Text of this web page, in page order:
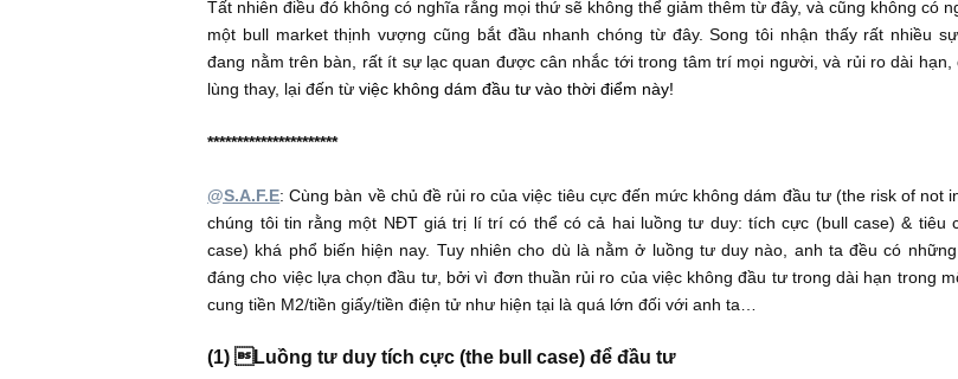
Tất nhiên điều đó không có nghĩa rằng mọi thứ sẽ không thể giảm thêm từ đây, và
một bull market thịnh vượng cũng bắt đầu nhanh chóng từ đây. Song tôi nhận thấy
đang nằm trên bàn, rất ít sự lạc quan được cân nhắc tới trong tâm trí mọi người, và
lùng thay, lại đến từ